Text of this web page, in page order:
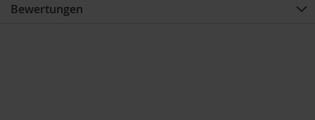
Bewertungen